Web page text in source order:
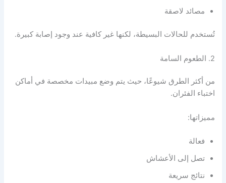
مصائد لاصقة
تُستخدم للحالات البسيطة، لكنها غير كافية عند وجود إصابة كبيرة.
2. الطعوم السامة
من أكثر الطرق شيوعًا، حيث يتم وضع مبيدات مخصصة في أماكن
اختباء الفئران.
مميزاتها:
فعالة
تصل إلى الأعشاش
نتائج سريعة